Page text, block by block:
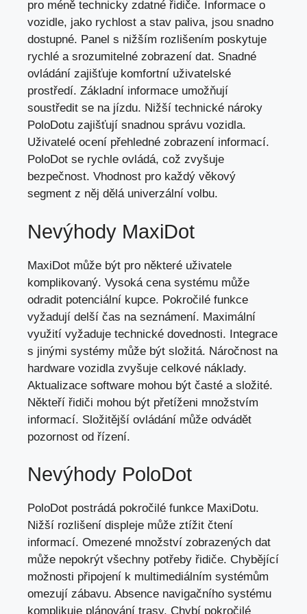
pro méně technicky zdatné řidiče. Informace o
vozidle, jako rychlost a stav paliva, jsou snadno
dostupné. Panel s nižším rozlišením poskytuje
rychlé a srozumitelné zobrazení dat. Snadné
ovládání zajišťuje komfortní uživatelské
prostředí. Základní informace umožňují
soustředit se na jízdu. Nižší technické nároky
PoloDotu zajišťují snadnou správu vozidla.
Uživatelé ocení přehledné zobrazení informací.
PoloDot se rychle ovládá, což zvyšuje
bezpečnost. Vhodnost pro každý věkový
segment z něj dělá univerzální volbu.
Nevýhody MaxiDot
MaxiDot může být pro některé uživatele
komplikovaný. Vysoká cena systému může
odradit potenciální kupce. Pokročilé funkce
vyžadují delší čas na seznámení. Maximální
využití vyžaduje technické dovednosti. Integrace
s jinými systémy může být složitá. Náročnost na
hardware vozidla zvyšuje celkové náklady.
Aktualizace software mohou být časté a složité.
Někteří řidiči mohou být přetíženi množstvím
informací. Složitější ovládání může odvádět
pozornost od řízení.
Nevýhody PoloDot
PoloDot postrádá pokročilé funkce MaxiDotu.
Nižší rozlišení displeje může ztížit čtení
informací. Omezené množství zobrazených dat
může nepokrýt všechny potřeby řidiče. Chybějící
možnosti připojení k multimediálním systémům
omezují zábavu. Absence navigačního systému
komplikuje plánování trasy. Chybí pokročilé